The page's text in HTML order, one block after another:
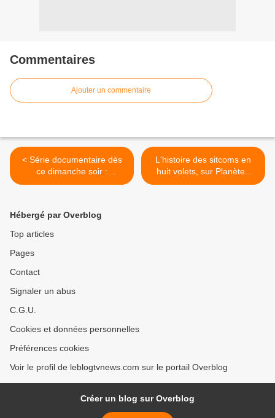
Commentaires
Ajouter un commentaire
< Série documentaire dès
ce dimanche soir :
Fraternité, les secrets de
L'histoire des sitcoms en
huit volets, sur Planète+
dès ce dimanche. >
Hébergé par Overblog
Top articles
Pages
Contact
Signaler un abus
C.G.U.
Cookies et données personnelles
Préférences cookies
Voir le profil de leblogtvnews.com sur le portail Overblog
Créer un blog sur Overblog